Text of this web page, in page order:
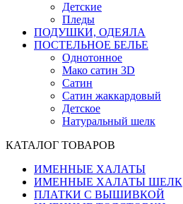
Детские
Пледы
ПОДУШКИ, ОДЕЯЛА
ПОСТЕЛЬНОЕ БЕЛЬЕ
Однотонное
Мако сатин 3D
Сатин
Сатин жаккардовый
Детское
Натуральный шелк
КАТАЛОГ ТОВАРОВ
ИМЕННЫЕ ХАЛАТЫ
ИМЕННЫЕ ХАЛАТЫ ШЕЛК
ПЛАТКИ С ВЫШИВКОЙ